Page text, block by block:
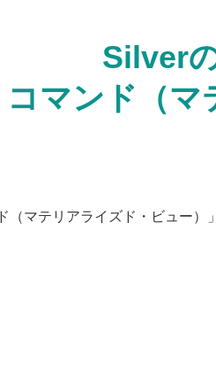
Silver
コマンド（
（マテリアライズド・ビュー）